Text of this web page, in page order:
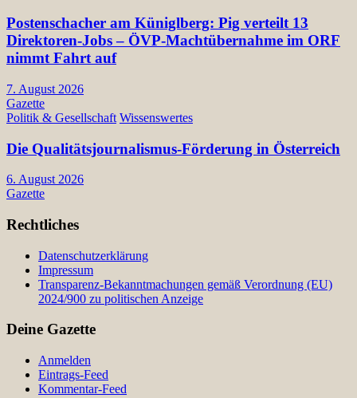
Postenschacher am Küniglberg: Pig verteilt 13
Direktoren-Jobs – ÖVP-Machtübernahme im ORF
nimmt Fahrt auf
7. August 2026
Gazette
Politik & Gesellschaft Wissenswertes
Die Qualitätsjournalismus-Förderung in Österreich
6. August 2026
Gazette
Rechtliches
Datenschutzerklärung
Impressum
Transparenz-Bekanntmachungen gemäß Verordnung (EU)
2024/900 zu politischen Anzeige
Deine Gazette
Anmelden
Eintrags-Feed
Kommentar-Feed